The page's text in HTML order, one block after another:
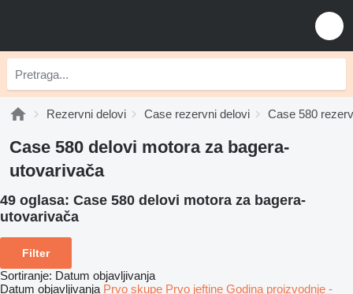
Rezervni delovi Case rezervni delovi Case 580
Case 580 delovi motora za bagerа-
utovarivačа
49 oglasa: Case 580 delovi motora za bagerа-
utovarivačа
Filter
Sortiranje: Datum objavljivanja
Datum objavljivanja Prvo skupe Prvo jeftine Godina proizvodnje -